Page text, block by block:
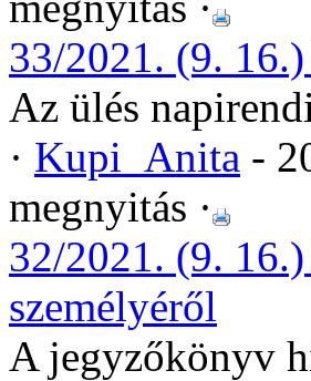
33/2021. (9.
Az ülés
· Kupi_Anita -
megnyitás ·
32/2021. (9.
személyéről
A jegyzőkönyv